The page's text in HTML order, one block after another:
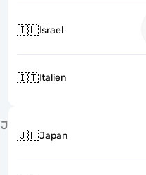
🇮🇱Israel
🇮🇹Italien
J
🇯🇵Japan